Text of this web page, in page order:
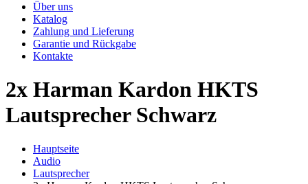
Über uns
Katalog
Zahlung und Lieferung
Garantie und Rückgabe
Kontakte
2x Harman Kardon HKTS
Lautsprecher Schwarz
Hauptseite
Audio
Lautsprecher